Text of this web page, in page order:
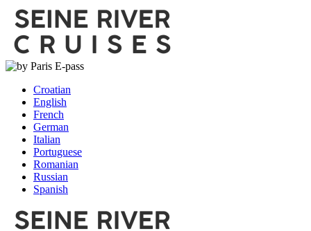
Croatian
English
French
German
Italian
Portuguese
Romanian
Russian
Spanish